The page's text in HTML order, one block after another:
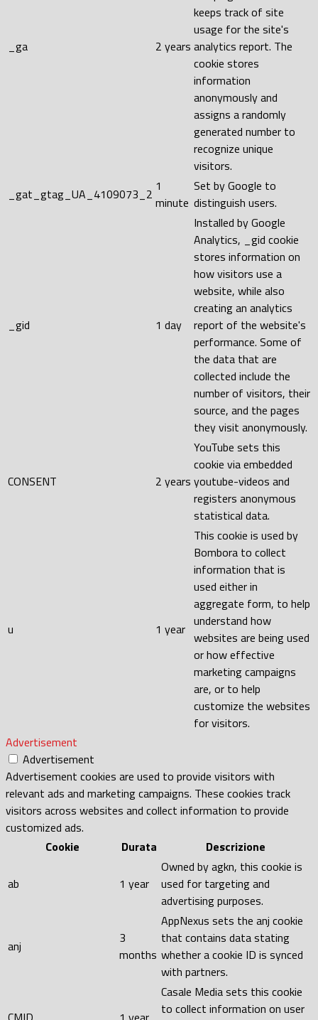
_ga 2 years
keeps track of site
usage for the site's
analytics report. The
cookie stores
information
anonymously and
assigns a randomly
generated number to
recognize unique
visitors.
_gat_gtag_UA_4109073_2 1
minute
Set by Google to
distinguish users.
_gid 1 day
Installed by Google
Analytics, _gid cookie
stores information on
how visitors use a
website, while also
creating an analytics
report of the website's
performance. Some of
the data that are
collected include the
number of visitors, their
source, and the pages
they visit anonymously.
CONSENT 2 years
YouTube sets this
cookie via embedded
youtube-videos and
registers anonymous
statistical data.
u 1 year
This cookie is used by
Bombora to collect
information that is
used either in
aggregate form, to help
understand how
websites are being used
or how effective
marketing campaigns
are, or to help
customize the websites
for visitors.
Advertisement
Advertisement
Advertisement cookies are used to provide visitors with
relevant ads and marketing campaigns. These cookies track
visitors across websites and collect information to provide
customized ads.
Cookie
Durata Descrizione
ab 1 year
Owned by agkn, this cookie is
used for targeting and
advertising purposes.
anj
3
months
AppNexus sets the anj cookie
that contains data stating
whether a cookie ID is synced
with partners.
Casale Media sets this cookie
to collect information on user